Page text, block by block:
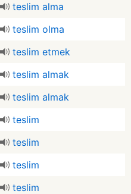
teslim alma
teslim olma
teslim etmek
teslim almak
teslim almak
teslim
teslim
teslim
teslim